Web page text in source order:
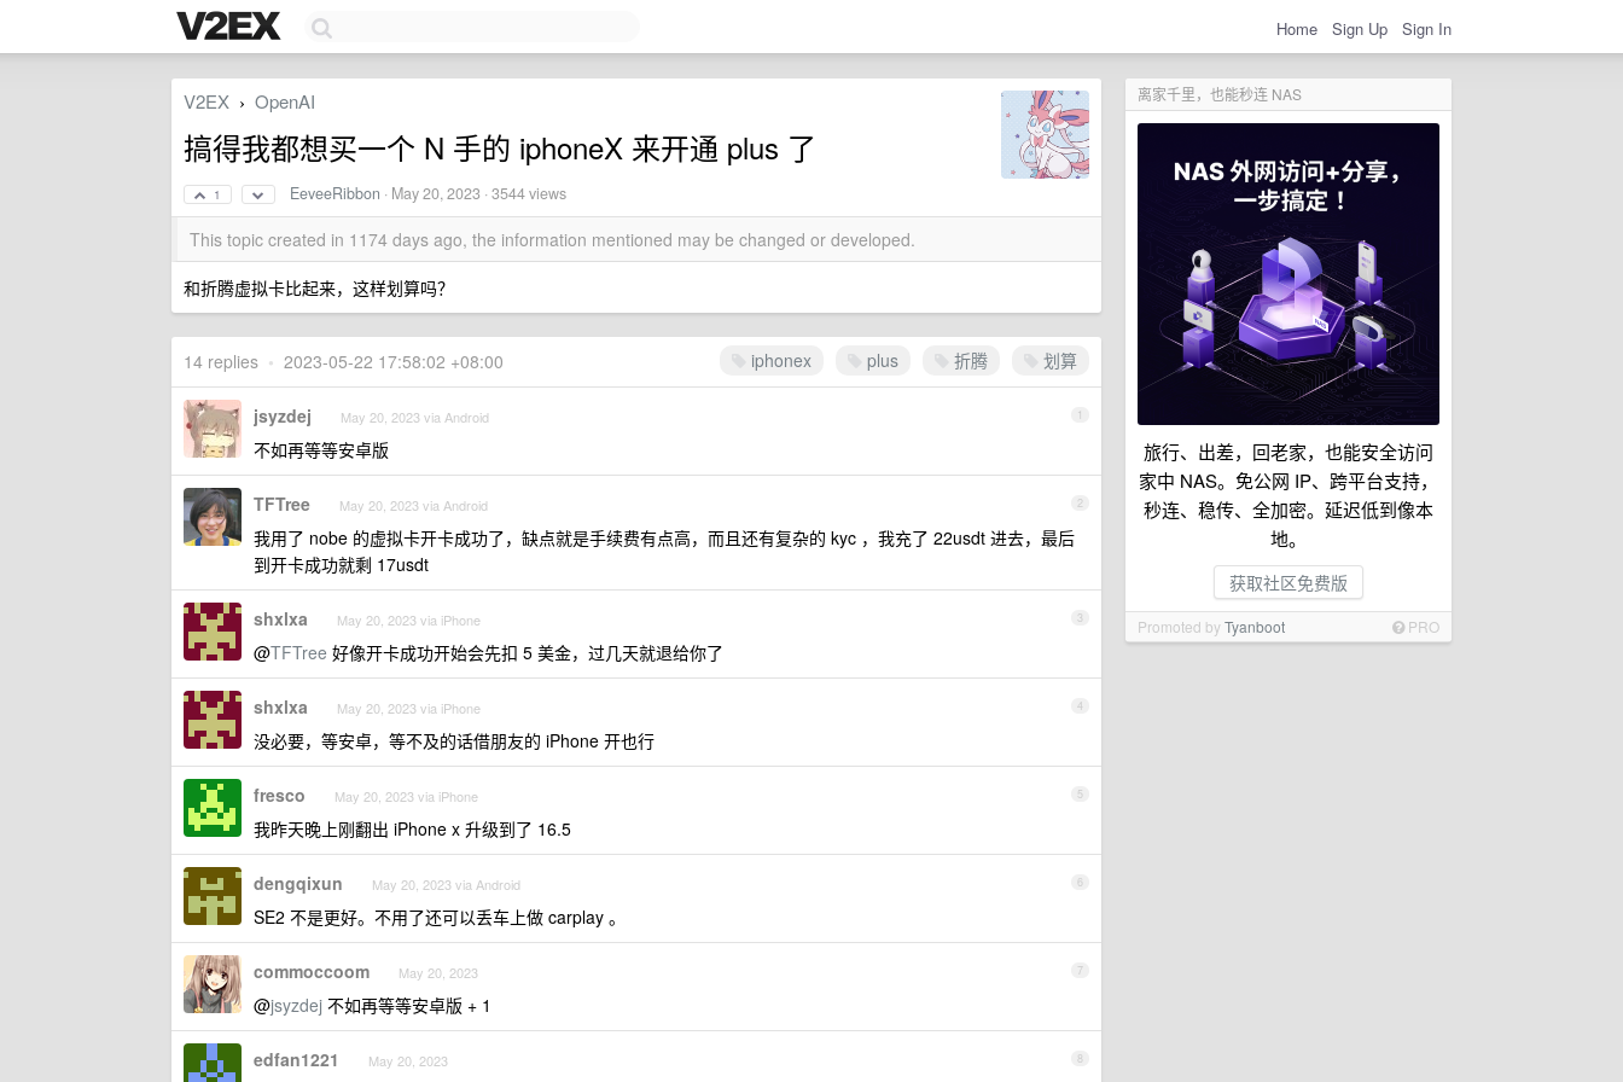
Home Sign Up Sign In
离家千里，也能秒连 NAS
旅行、出差，回老家，也能安全访问
家中 NAS。免公网 IP、跨平台支持，
秒连、稳传、全加密。延迟低到像本
地。
获取社区免费版
Promoted byTyanboot PRO
V2EX › OpenAI
搞得我都想买一个 N 手的 iphoneX 来开通 plus 了
1 EeveeRibbon · May 20, 2023 · 3544 views
This topic created in 1174 days ago, the information mentioned may be changed or developed.
和折腾虚拟卡比起来，这样划算吗？
iphonex plus 折腾 划算
14 replies • 2023-05-22 17:58:02 +08:00
1
jsyzdej May 20, 2023 via Android
不如再等等安卓版
2
TFTree May 20, 2023 via Android
我用了 nobe 的虚拟卡开卡成功了，缺点就是手续费有点高，而且还有复杂的 kyc ，我充了 22usdt 进去，最后
到开卡成功就剩 17usdt
3
shxlxa May 20, 2023 via iPhone
@TFTree 好像开卡成功开始会先扣 5 美金，过几天就退给你了
4
shxlxa May 20, 2023 via iPhone
没必要，等安卓，等不及的话借朋友的 iPhone 开也行
5
fresco May 20, 2023 via iPhone
我昨天晚上刚翻出 iPhone x 升级到了 16.5
6
dengqixun May 20, 2023 via Android
SE2 不是更好。不用了还可以丢车上做 carplay 。
7
commoccoom May 20, 2023
@jsyzdej 不如再等等安卓版 + 1
8
edfan1221 May 20, 2023